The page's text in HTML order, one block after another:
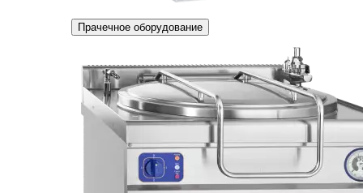
Прачечное оборудование